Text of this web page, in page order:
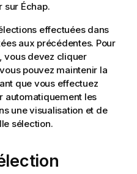
sur Échap.
effectuées dans
aux précédentes. Pour
vous devez cliquer
pouvez maintenir la
que vous effectuez
automatiquement les
une visualisation et de
sélection.